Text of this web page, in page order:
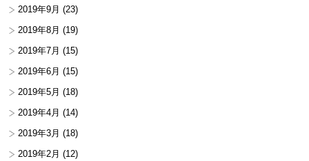
2019年9月 (23)
2019年8月 (19)
2019年7月 (15)
2019年6月 (15)
2019年5月 (18)
2019年4月 (14)
2019年3月 (18)
2019年2月 (12)